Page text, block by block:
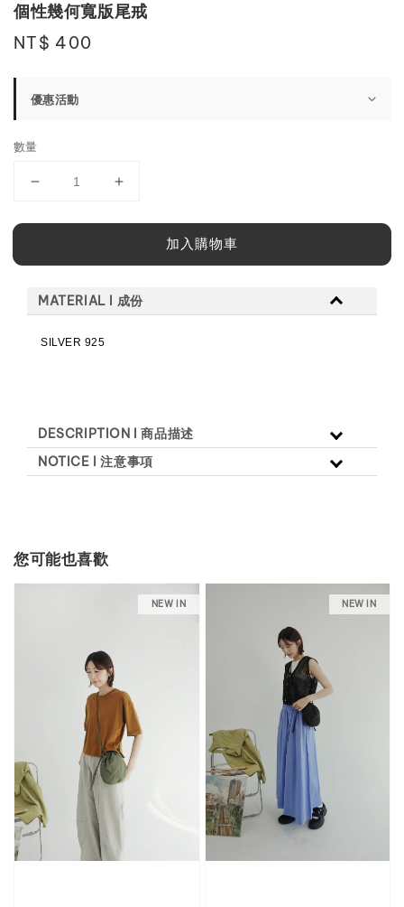
個性幾何寬版尾戒
Regular
NT$ 400
優惠活動
數量
加入購物車
MATERIAL l 成份
SILVER 925
DESCRIPTION l 商品描述
NOTICE l 注意事項
您可能也喜歡
NEW IN NEW IN